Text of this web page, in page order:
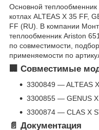
Основной
котлах ALTEAS X 35 FF,
FF (RU). В компании
теплообменник Ariston
по совместимости,
применяемости по
🏢 Совместимые
3300849 — ALTEAS
3300855 — GENUS
3300874 — CLAS X
📄 Документация